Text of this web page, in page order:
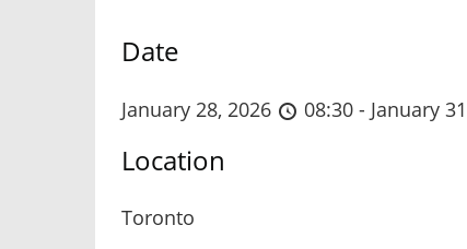
Date
January 28, 2026 08:30 - January
Location
Toronto